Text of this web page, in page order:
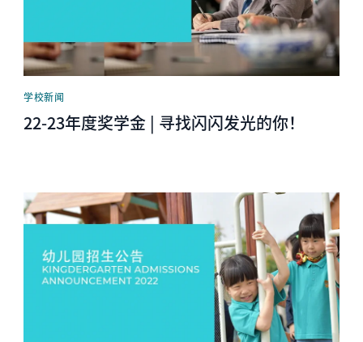
学校新闻
22-23年度奖学金 | 寻找闪闪发光的你！
News image